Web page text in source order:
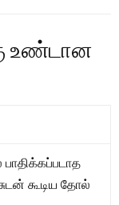
உண்டான
பாதிக்கப்படாத
கூடிய தோல்